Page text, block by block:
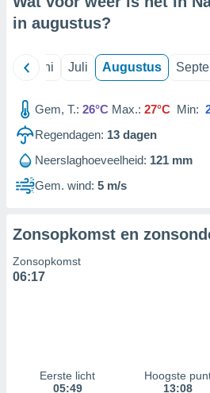
in augustus?
Juni Juli Augustus
Gem, T.: 26°C Max.: 27°C Min:
Regendagen: 13 dagen
Neerslaghoeveelheid: 121 mm
Gem. wind: 5 m/s
Zonsopkomst en
Zonsopkomst
06:17
Eerste licht
05:49
Hoogste
13:08